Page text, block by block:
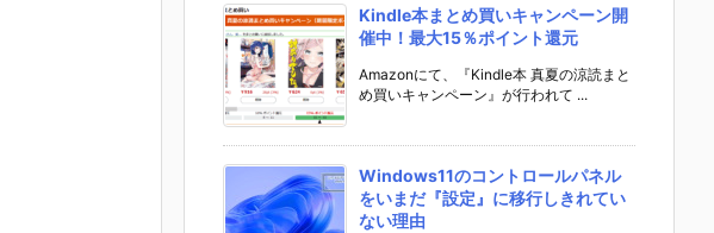
Kindle本まとめ買いキャンペーン開
催中！最大15％ポイント還元
Amazonにて、『Kindle本 真夏の涼読まと
め買いキャンペーン』が行われて ...
Windows11のコントロールパネル
をいまだ『設定』に移行しきれてい
ない理由